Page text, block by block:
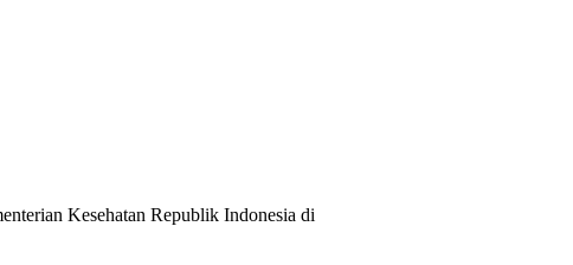
Kesehatan Republik Indonesia di